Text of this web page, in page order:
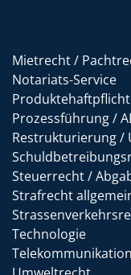
Mietrecht /
Notariats-Service
Prozessführung /
Restrukturierung /
Steuerrecht /
Strafrecht
Technologie